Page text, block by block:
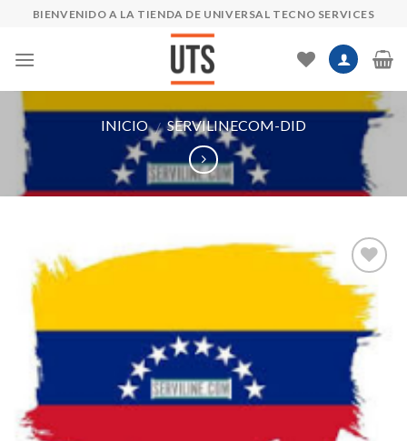
content
BIENVENIDO A LA TIENDA DE UNIVERSAL TECNO SERVICES
INICIO / SERVILINECOM-DID
Añadir
a la
lista de
deseos